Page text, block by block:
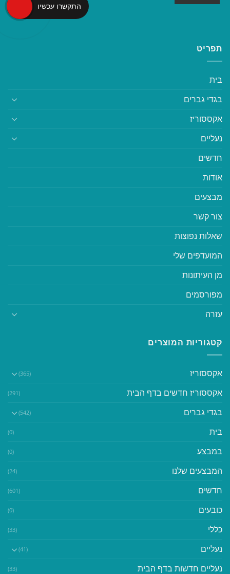
תפריט
בית
בגדי גברים
אקססוריז
נעליים
חדשים
אודות
מבצעים
צור קשר
שאלות נפוצות
המועדפים שלי
מן העיתונות
מפורסמים
עזרה
קטגוריות המוצרים
אקססוריז (365)
אקססוריז חדשים בדף הבית (291)
בגדי גברים (542)
בית (0)
במבצע (0)
המבצעים שלנו (24)
חדשים (601)
כובעים (0)
כללי (33)
נעליים (41)
נעליים חדשות בדף הבית (33)
התקשרו עכשיו